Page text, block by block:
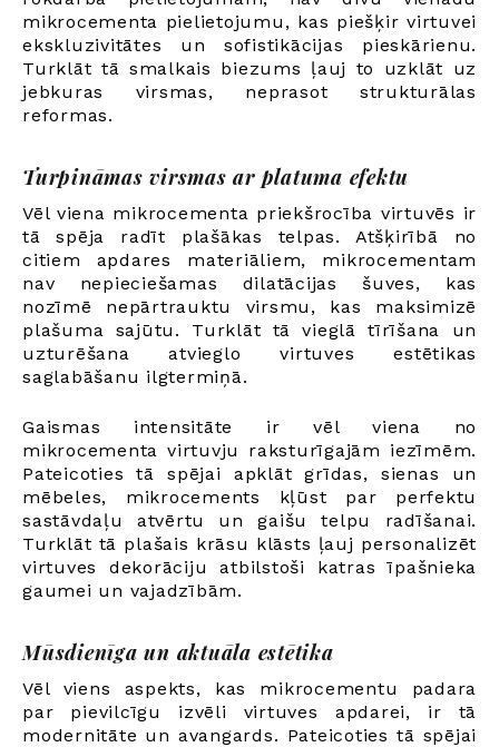
mikrocementa pielietojumu, kas piešķir virtuvei
ekskluzivitātes un sofistikācijas pieskārienu.
Turklāt tā smalkais biezums ļauj to uzklāt uz
jebkuras virsmas, neprasot strukturālas
reformas.
Turpināmas virsmas ar platuma efektu
Vēl viena mikrocementa priekšrocība virtuvēs ir
tā spēja radīt plašākas telpas. Atšķirībā no
citiem apdares materiāliem, mikrocementam
nav nepieciešamas dilatācijas šuves, kas
nozīmē nepārtrauktu virsmu, kas maksimizē
plašuma sajūtu. Turklāt tā vieglā tīrīšana un
uzturēšana atvieglo virtuves estētikas
saglabāšanu ilgtermiņā.
Gaismas intensitāte ir vēl viena no
mikrocementa virtuvju raksturīgajām iezīmēm.
Pateicoties tā spējai apklāt grīdas, sienas un
mēbeles, mikrocements kļūst par perfektu
sastāvdaļu atvērtu un gaišu telpu radīšanai.
Turklāt tā plašais krāsu klāsts ļauj personalizēt
virtuves dekorāciju atbilstoši katras īpašnieka
gaumei un vajadzībām.
Mūsdienīga un aktuāla estētika
Vēl viens aspekts, kas mikrocementu padara
par pievilcīgu izvēli virtuves apdarei, ir tā
modernitāte un avangards. Pateicoties tā spējai